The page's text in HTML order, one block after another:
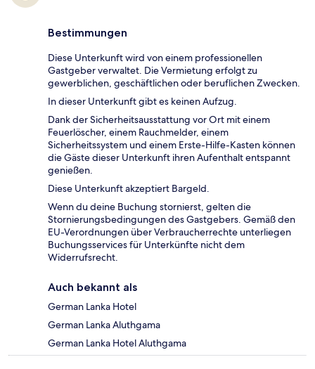
Bestimmungen
Diese Unterkunft wird von einem professionellen
Gastgeber verwaltet. Die Vermietung erfolgt zu
gewerblichen, geschäftlichen oder beruflichen Zwecken.
In dieser Unterkunft gibt es keinen Aufzug.
Dank der Sicherheitsausstattung vor Ort mit einem
Feuerlöscher, einem Rauchmelder, einem
Sicherheitssystem und einem Erste-Hilfe-Kasten können
die Gäste dieser Unterkunft ihren Aufenthalt entspannt
genießen.
Diese Unterkunft akzeptiert Bargeld.
Wenn du deine Buchung stornierst, gelten die
Stornierungsbedingungen des Gastgebers. Gemäß den
EU-Verordnungen über Verbraucherrechte unterliegen
Buchungsservices für Unterkünfte nicht dem
Widerrufsrecht.
Auch bekannt als
German Lanka Hotel
German Lanka Aluthgama
German Lanka Hotel Aluthgama